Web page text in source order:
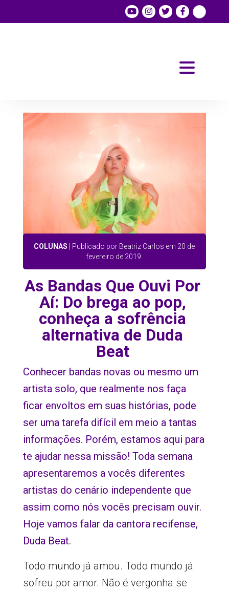
COLUNAS | Publicado por Beatriz Carlos em 20 de
fevereiro de 2019.
As Bandas Que Ouvi Por
Aí: Do brega ao pop,
conheça a sofrência
alternativa de Duda
Beat
Conhecer bandas novas ou mesmo um
artista solo, que realmente nos faça
ficar envoltos em suas histórias, pode
ser uma tarefa difícil em meio a tantas
informações. Porém, estamos aqui para
te ajudar nessa missão! Toda semana
apresentaremos a vocês diferentes
artistas do cenário independente que
assim como nós vocês precisam ouvir.
Hoje vamos falar da cantora recifense,
Duda Beat.
Todo mundo já amou. Todo mundo já
sofreu por amor. Não é vergonha se